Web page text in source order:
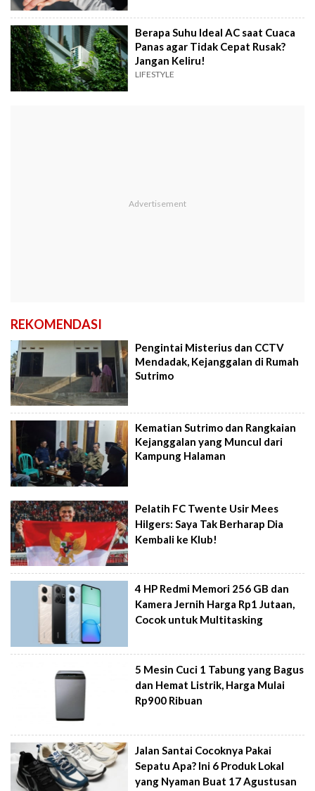
Berapa Suhu Ideal AC saat Cuaca
Panas agar Tidak Cepat Rusak?
Jangan Keliru!
LIFESTYLE
REKOMENDASI
Pengintai Misterius dan CCTV
Mendadak, Kejanggalan di Rumah
Sutrimo
Kematian Sutrimo dan Rangkaian
Kejanggalan yang Muncul dari
Kampung Halaman
Pelatih FC Twente Usir Mees
Hilgers: Saya Tak Berharap Dia
Kembali ke Klub!
4 HP Redmi Memori 256 GB dan
Kamera Jernih Harga Rp1 Jutaan,
Cocok untuk Multitasking
5 Mesin Cuci 1 Tabung yang Bagus
dan Hemat Listrik, Harga Mulai
Rp900 Ribuan
Jalan Santai Cocoknya Pakai
Sepatu Apa? Ini 6 Produk Lokal
yang Nyaman Buat 17 Agustusan